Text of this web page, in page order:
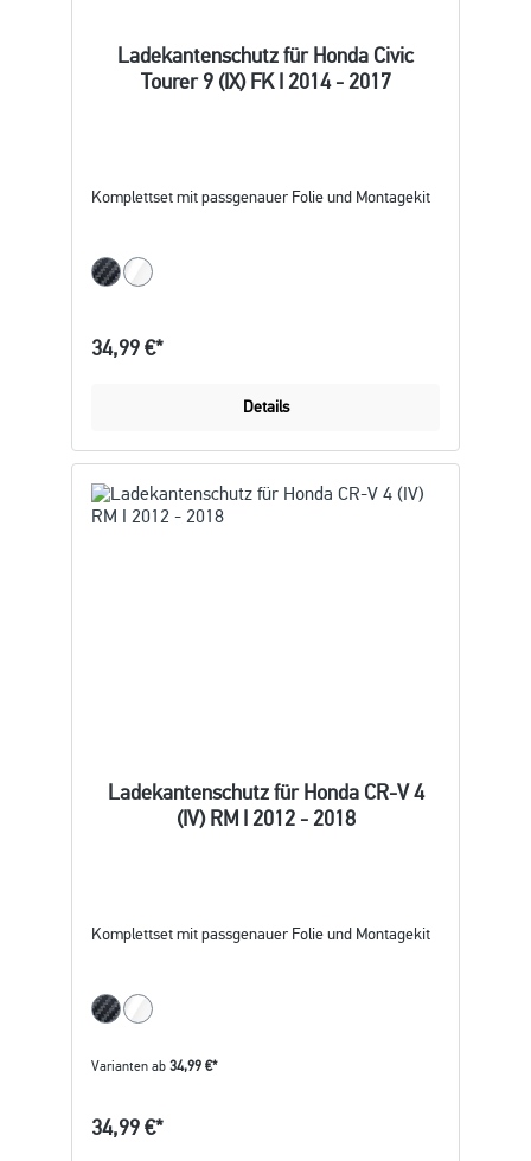
Ladekantenschutz für Honda Civic
Tourer 9 (IX) FK I 2014 - 2017
Komplettset mit passgenauer Folie und Montagekit
34,99 €*
Details
Ladekantenschutz für Honda CR-V 4
(IV) RM I 2012 - 2018
Komplettset mit passgenauer Folie und Montagekit
Varianten ab 34,99 €*
34,99 €*